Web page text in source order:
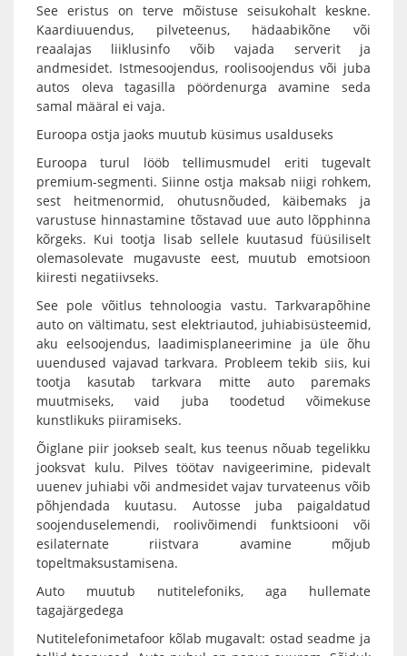
See eristus on terve mõistuse seisukohalt keskne.
Kaardiuuendus, pilveteenus, hädaabikõne või
reaalajas liiklusinfo võib vajada serverit ja
andmesidet. Istmesoojendus, roolisoojendus või juba
autos oleva tagasilla pöördenurga avamine seda
samal määral ei vaja.
Euroopa ostja jaoks muutub küsimus usalduseks
Euroopa turul lööb tellimusmudel eriti tugevalt
premium-segmenti. Siinne ostja maksab niigi rohkem,
sest heitmenormid, ohutusnõuded, käibemaks ja
varustuse hinnastamine tõstavad uue auto lõpphinna
kõrgeks. Kui tootja lisab sellele kuutasud füüsiliselt
olemasolevate mugavuste eest, muutub emotsioon
kiiresti negatiivseks.
See pole võitlus tehnoloogia vastu. Tarkvarapõhine
auto on vältimatu, sest elektriautod, juhiabisüsteemid,
aku eelsoojendus, laadimisplaneerimine ja üle õhu
uuendused vajavad tarkvara. Probleem tekib siis, kui
tootja kasutab tarkvara mitte auto paremaks
muutmiseks, vaid juba toodetud võimekuse
kunstlikuks piiramiseks.
Õiglane piir jookseb sealt, kus teenus nõuab tegelikku
jooksvat kulu. Pilves töötav navigeerimine, pidevalt
uuenev juhiabi või andmesidet vajav turvateenus võib
põhjendada kuutasu. Autosse juba paigaldatud
soojenduselemendi, roolivõimendi funktsiooni või
esilaternate riistvara avamine mõjub
topeltmaksustamisena.
Auto muutub nutitelefoniks, aga hullemate
tagajärgedega
Nutitelefonimetafoor kõlab mugavalt: ostad seadme ja